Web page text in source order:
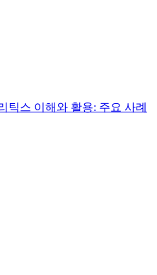
틱스 이해와 활용: 주요 사례